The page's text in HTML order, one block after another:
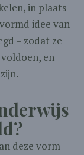
in plaats
idee van
– zodat ze
en
deze vorm